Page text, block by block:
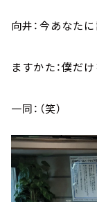
向井：今あなた
ますかた：僕だ
一同：（笑）